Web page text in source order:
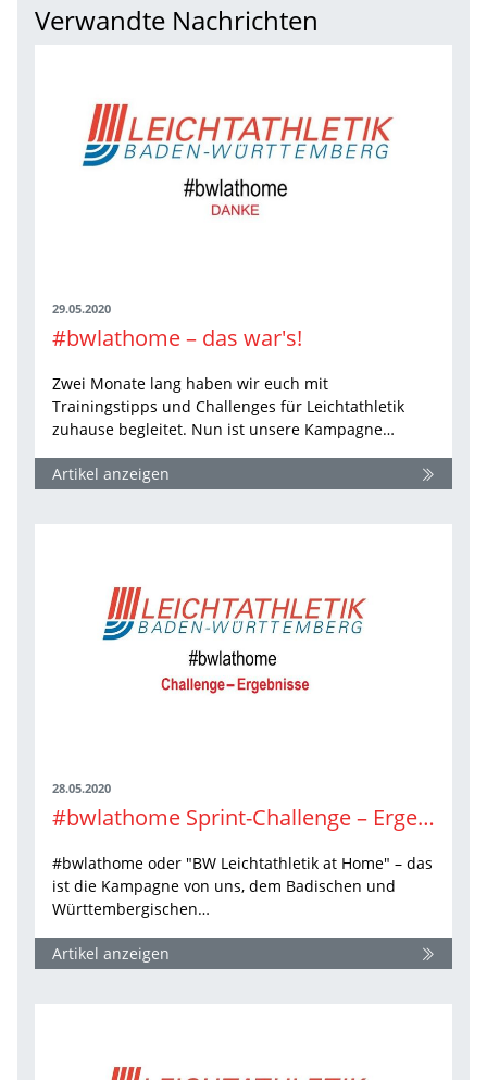
Verwandte Nachrichten
29.05.2020
#bwlathome – das war's!
Zwei Monate lang haben wir euch mit
Trainingstipps und Challenges für Leichtathletik
zuhause begleitet. Nun ist unsere Kampagne…
Artikel anzeigen
28.05.2020
#bwlathome Sprint-Challenge – Ergebnisse
#bwlathome oder "BW Leichtathletik at Home" – das
ist die Kampagne von uns, dem Badischen und
Württembergischen…
Artikel anzeigen